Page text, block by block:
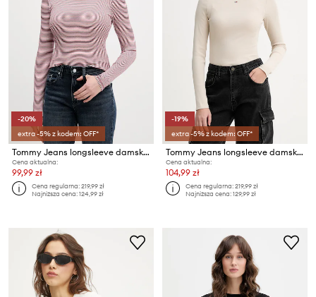
-20%
extra -5% z kodem: OFF*
Tommy Jeans longsleeve damski bawełniany z elastanem
Cena aktualna:
99,99 zł
Cena regularna:219,99 zł
Najniższa cena:124,99 zł
-19%
extra -5% z kodem: OFF*
Tommy Jeans longsleeve damski bawełniany z elastanem
Cena aktualna:
104,99 zł
Cena regularna:219,99 zł
Najniższa cena:129,99 zł